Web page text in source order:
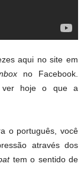
aqui no site em
no Facebook.
ver hoje o que a
o português, você
através dos
tem o sentido de